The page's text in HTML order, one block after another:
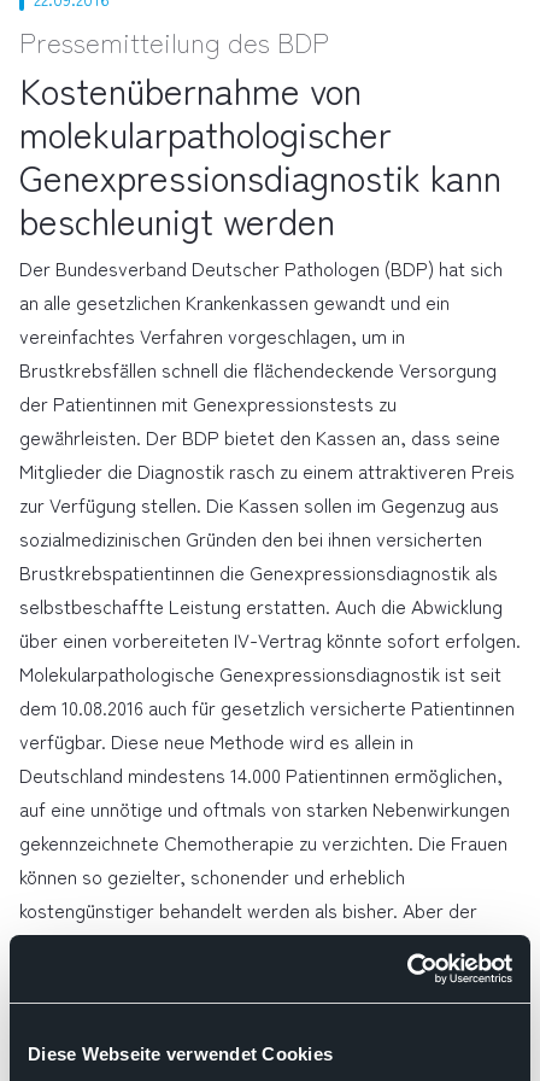
Diese Webseite verwendet Cookies
Pressemitteilung des BDP
Kostenübernahme von
molekularpathologischer
Genexpressionsdiagnostik kann
beschleunigt werden
Der Bundesverband Deutscher Pathologen (BDP) hat sich
an alle gesetzlichen Krankenkassen gewandt und ein
vereinfachtes Verfahren vorgeschlagen, um in
Brustkrebsfällen schnell die flächendeckende Versorgung
der Patientinnen mit Genexpressionstests zu
gewährleisten. Der BDP bietet den Kassen an, dass seine
Mitglieder die Diagnostik rasch zu einem attraktiveren Preis
zur Verfügung stellen. Die Kassen sollen im Gegenzug aus
sozialmedizinischen Gründen den bei ihnen versicherten
Brustkrebspatientinnen die Genexpressionsdiagnostik als
selbstbeschaffte Leistung erstatten. Auch die Abwicklung
über einen vorbereiteten IV-Vertrag könnte sofort erfolgen.
Molekularpathologische Genexpressionsdiagnostik ist seit
dem 10.08.2016 auch für gesetzlich versicherte Patientinnen
verfügbar. Diese neue Methode wird es allein in
Deutschland mindestens 14.000 Patientinnen ermöglichen,
auf eine unnötige und oftmals von starken Nebenwirkungen
gekennzeichnete Chemotherapie zu verzichten. Die Frauen
können so gezielter, schonender und erheblich
kostengünstiger behandelt werden als bisher. Aber der
Zugang zu der molekularpathologischen Leistung ist über
eine Ambulante Spezialfachärztliche Versorgung (ASV)
vorgesehen. Die dafür notwendigen gemischten Teams aus
dem Krankenhaus- und ambulanten Bereich werden jedoch